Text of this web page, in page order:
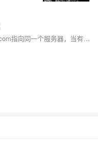
我们公司官网分别是www.abc.com和abc.com指向同一个服务器，当有一天，我们需要添加企业邮箱的MX记录时，我们会发现abc.com的cname记录会和MX记录冲突，导致无法共存。退而求其次的办法是，将cname改成A记录，但存在的问题是当A记录指向的服务器故障时，会导致网站访问中断，而使用cname解析记录，则会自动切换到正常的服务器上。